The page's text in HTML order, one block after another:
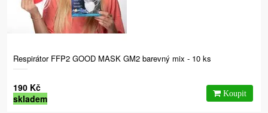
Respirátor FFP2 GOOD MASK GM2 barevný mix - 10 ks
190 Kč
skladem